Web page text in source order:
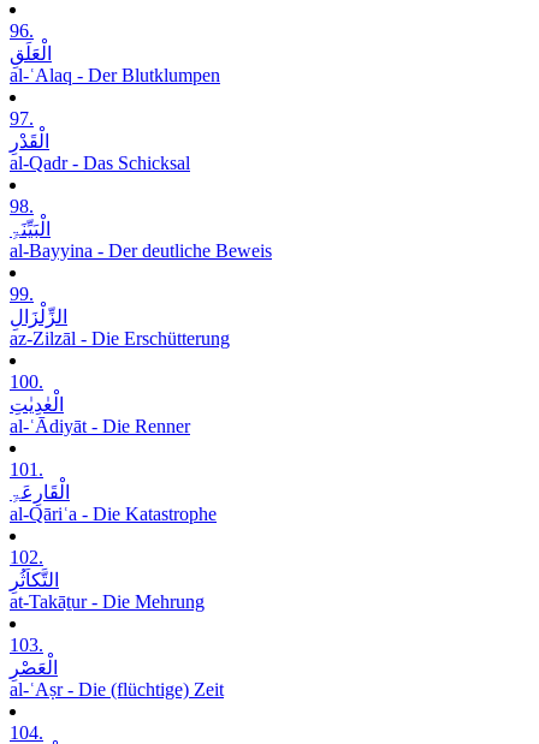
96.
الْعَلَقِ
al-ʿAlaq - Der Blutklumpen
97.
الْقَدْرِ
al-Qadr - Das Schicksal
98.
الْبَیِّنَۃِ
al-Bayyina - Der deutliche Beweis
99.
الزِّلْزَالِ
az-Zilzāl - Die Erschütterung
100.
الْعٰدِیٰتِ
al-ʿĀdiyāt - Die Renner
101.
الْقَارِعَۃِ
al-Qāriʿa - Die Katastrophe
102.
التَّکاَثُرِ
at-Takāṯur - Die Mehrung
103.
الْعَصْرِ
al-ʿAṣr - Die (flüchtige) Zeit
104.